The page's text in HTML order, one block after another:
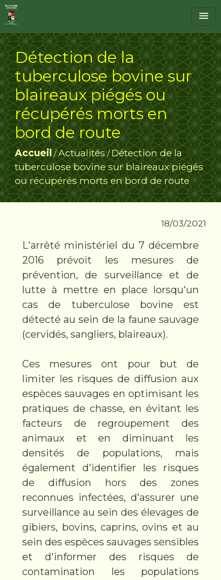
menu
Détection de la
tuberculose bovine sur
blaireaux piégés ou
récupérés morts en
bord de route
Accueil/Actualités/Détection de la
tuberculose bovine sur blaireaux piégés
ou récupérés morts en bord de route
18/03/2021
L'arrêté ministériel du 7 décembre
2016 prévoit les mesures de
prévention, de surveillance et de
lutte à mettre en place lorsqu'un
cas de tuberculose bovine est
détecté au sein de la faune sauvage
(cervidés, sangliers, blaireaux).
Ces mesures ont pour but de
limiter les risques de diffusion aux
espèces sauvages en optimisant les
pratiques de chasse, en évitant les
facteurs de regroupement des
animaux et en diminuant les
densités de populations, mais
également d'identifier les risques
de diffusion hors des zones
reconnues infectées, d'assurer une
surveillance au sein des élevages de
gibiers, bovins, caprins, ovins et au
sein des espèces sauvages sensibles
et d'informer des risques de
contamination les populations